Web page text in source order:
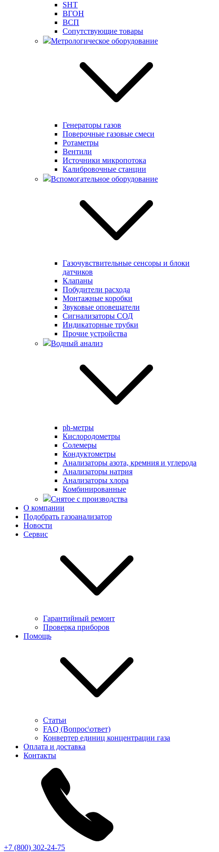
SHT
ВГОН
ВСП
Сопутствующие товары
Метрологическое оборудование
Генераторы газов
Поверочные газовые смеси
Ротаметры
Вентили
Источники микропотока
Калибровочные станции
Вспомогательное оборудование
Газочувствительные сенсоры и блоки
датчиков
Клапаны
Побудители расхода
Монтажные коробки
Звуковые оповещатели
Сигнализаторы СОД
Индикаторные трубки
Прочие устройства
Водный анализ
ph-метры
Кислородометры
Солемеры
Кондуктометры
Анализаторы азота, кремния и углерода
Анализаторы натрия
Анализаторы хлора
Комбинированные
Снятое с производства
О компании
Подобрать газоанализатор
Новости
Сервис
Гарантийный ремонт
Проверка приборов
Помощь
Статьи
FAQ (Вопрос\ответ)
Конвертер единиц концентрации газа
Оплата и доставка
Контакты
+7 (800) 302-24-75